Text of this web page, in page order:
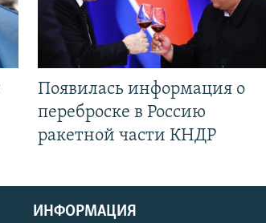
Появилась информация о
переброске в Россию
ракетной части КНДР
ИНФОРМАЦИЯ